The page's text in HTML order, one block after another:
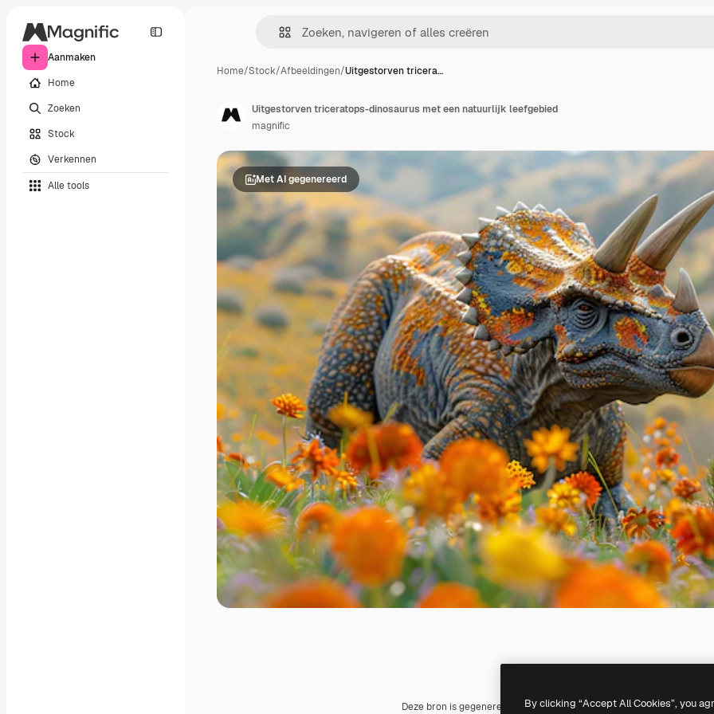
Aanmaken
Home
Zoeken
Stock
Verkennen
Alle tools
Home/Stock/Afbeeldingen/Uitgestorven tricera…
Met AI gegenereerd
Deze bron is gegenereerd met AI. Je kunt je eigen afbeelding maken
Uitgestorven triceratops-dinosaurus met een natuurlijk leefgebied
magnific
By clicking “Accept All Cookies”, you